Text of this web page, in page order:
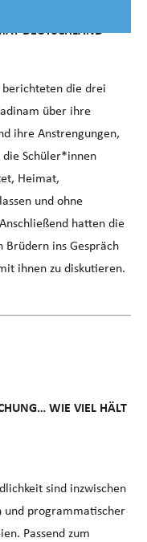
Demokratie:
DEUTSCHLAND
die drei
über ihre
ihre Anstrengungen,
die Schüler*innen
Heimat,
und ohne
hatten die
Brüdern ins Gespräch
ihnen zu diskutieren.
WIE VIEL HÄLT
sind inzwischen
und programmatischer
Passend zum